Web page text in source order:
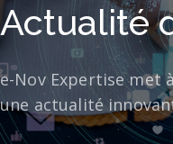
Actualité
e-Nov Expertise met
une actualité